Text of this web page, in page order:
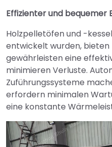
Effizienter und bequemer
Holzpelletöfen und -
entwickelt wurden, bieten
gewährleisten eine
minimieren Verluste.
Zuführungssysteme
erfordern minimalen
eine konstante